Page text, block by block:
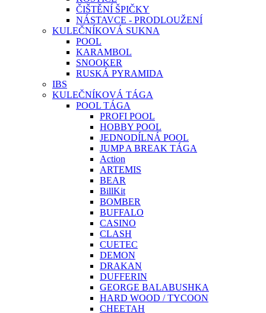
ČIŠTĚNÍ ŠPIČKY
NÁSTAVCE - PRODLOUŽENÍ
KULEČNÍKOVÁ SUKNA
POOL
KARAMBOL
SNOOKER
RUSKÁ PYRAMIDA
IBS
KULEČNÍKOVÁ TÁGA
POOL TÁGA
PROFI POOL
HOBBY POOL
JEDNODÍLNÁ POOL
JUMP A BREAK TÁGA
Action
ARTEMIS
BEAR
BillKit
BOMBER
BUFFALO
CASINO
CLASH
CUETEC
DEMON
DRAKAN
DUFFERIN
GEORGE BALABUSHKA
HARD WOOD / TYCOON
CHEETAH